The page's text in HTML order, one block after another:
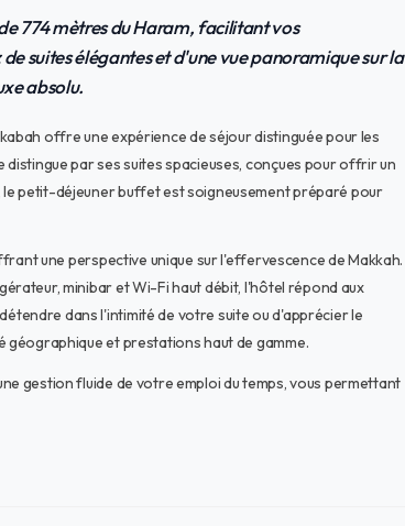
774 mètres du Haram, facilitant vos
suites élégantes et d'une vue panoramique sur la
absolu.
offre une expérience de séjour distinguée pour les
par ses suites spacieuses, conçues pour offrir un
petit-déjeuner buffet est soigneusement préparé pour
une perspective unique sur l'effervescence de Makkah.
minibar et Wi-Fi haut débit, l'hôtel répond aux
dans l'intimité de votre suite ou d'apprécier le
et prestations haut de gamme.
gestion fluide de votre emploi du temps, vous permettant